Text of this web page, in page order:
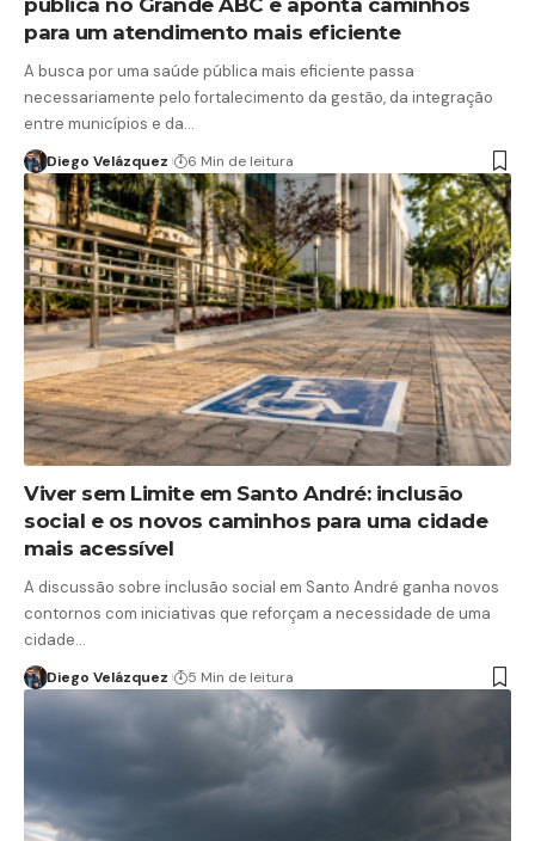
para um atendimento mais eficiente
A busca por uma saúde pública mais eficiente passa
necessariamente pelo fortalecimento da gestão, da integração
entre municípios e da…
Diego Velázquez 6 Min de leitura
Viver sem Limite em Santo André: inclusão
social e os novos caminhos para uma cidade
mais acessível
A discussão sobre inclusão social em Santo André ganha novos
contornos com iniciativas que reforçam a necessidade de uma
cidade…
Diego Velázquez 5 Min de leitura